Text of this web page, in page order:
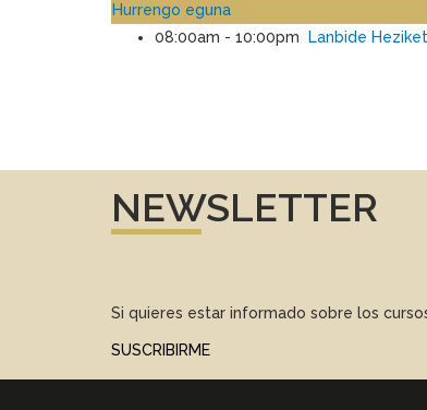
Hurrengo eguna
08:00am - 10:00pm
Lanbide
NEWSLETTER
Si quieres estar informado sobre los
SUSCRIBIRME